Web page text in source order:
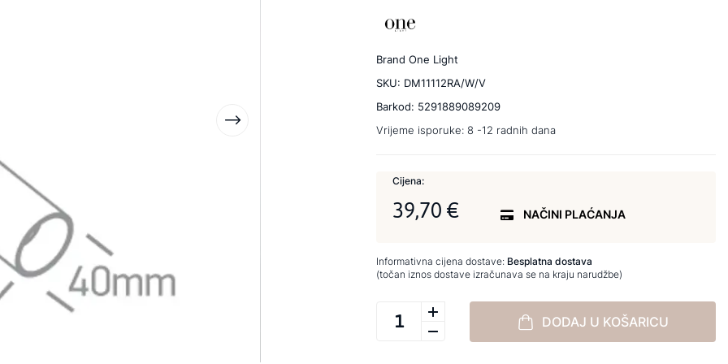
Brand One Light
SKU: DM11112RA/W/V
Barkod: 5291889089209
Vrijeme isporuke: 8 -12 radnih dana
Cijena:
39,70 € NAČINI PLAĆANJA
Informativna cijena dostave: Besplatna dostava
(točan iznos dostave izračunava se na kraju narudžbe)
DODAJ U KOŠARICU